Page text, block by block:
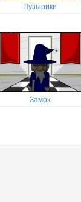
Пузырики
Замок